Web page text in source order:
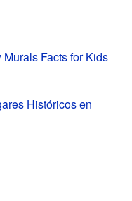
Murals Facts for Kids
Históricos en